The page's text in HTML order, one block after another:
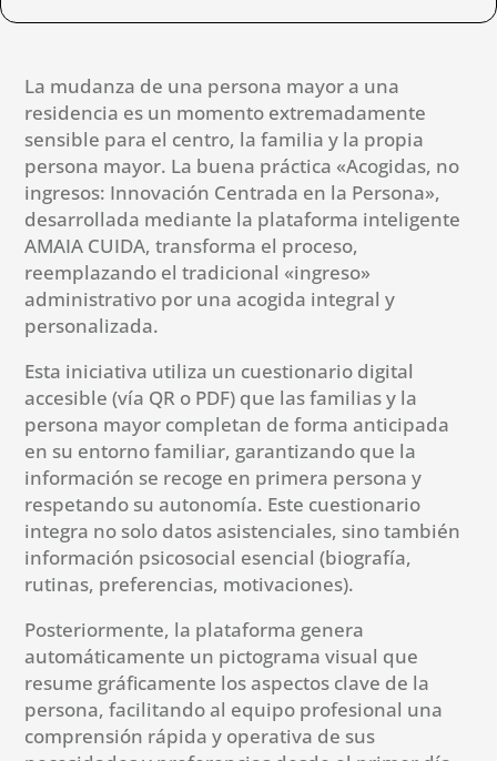
La mudanza de una persona mayor a una
residencia es un momento extremadamente
sensible para el centro, la familia y la propia
persona mayor. La buena práctica «Acogidas, no
ingresos: Innovación Centrada en la Persona»,
desarrollada mediante la plataforma inteligente
AMAIA CUIDA, transforma el proceso,
reemplazando el tradicional «ingreso»
administrativo por una acogida integral y
personalizada.
Esta iniciativa utiliza un cuestionario digital
accesible (vía QR o PDF) que las familias y la
persona mayor completan de forma anticipada
en su entorno familiar, garantizando que la
información se recoge en primera persona y
respetando su autonomía. Este cuestionario
integra no solo datos asistenciales, sino también
información psicosocial esencial (biografía,
rutinas, preferencias, motivaciones).
Posteriormente, la plataforma genera
automáticamente un pictograma visual que
resume gráficamente los aspectos clave de la
persona, facilitando al equipo profesional una
comprensión rápida y operativa de sus